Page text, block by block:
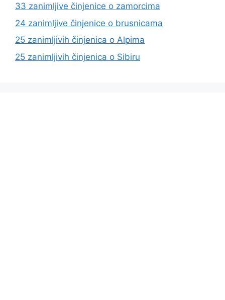
33 zanimljive činjenice o zamorcima
24 zanimljive činjenice o brusnicama
25 zanimljivih činjenica o Alpima
25 zanimljivih činjenica o Sibiru